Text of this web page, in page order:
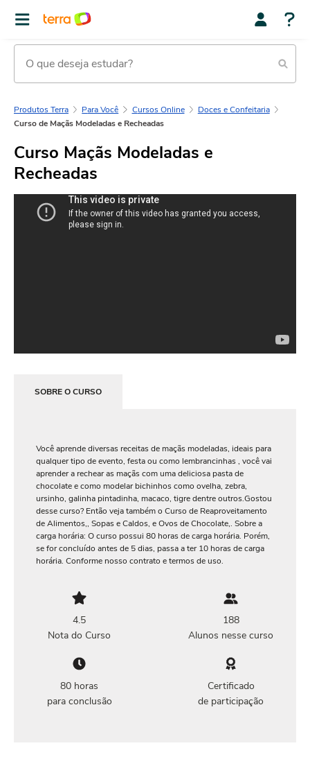
Produtos Terra Para Você Cursos Online
Doces e Confeitaria
Curso de Maçãs Modeladas e Recheadas
Curso Maçãs Modeladas e
Recheadas
SOBRE O CURSO
Você aprende diversas receitas de maçãs modeladas, ideais para
qualquer tipo de evento, festa ou como lembrancinhas , você vai
aprender a rechear as maçãs com uma deliciosa pasta de
chocolate e como modelar bichinhos como ovelha, zebra,
ursinho, galinha pintadinha, macaco, tigre dentre outros.Gostou
desse curso? Então veja também o Curso de Reaproveitamento
de Alimentos,, Sopas e Caldos, e Ovos de Chocolate,. Sobre a
carga horária: O curso possui 80 horas de carga horária. Porém,
se for concluído antes de 5 dias, passa a ter 10 horas de carga
horária. Conforme nosso contrato e termos de uso.
4.5
Nota do Curso
188
Alunos nesse curso
80 horas
para conclusão
Certificado
de participação